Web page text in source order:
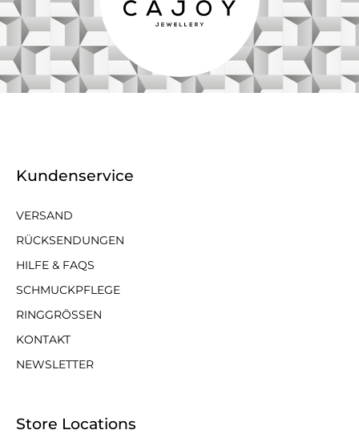
Kundenservice
VERSAND
RÜCKSENDUNGEN
HILFE & FAQS
SCHMUCKPFLEGE
RINGGRÖSSEN
KONTAKT
NEWSLETTER
Store Locations